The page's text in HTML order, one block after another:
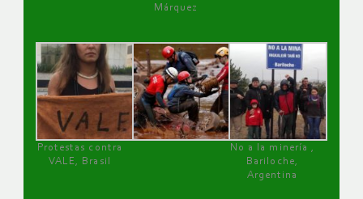
Márquez
Protestas contra
VALE, Brasil
No a la minería ,
Bariloche,
Argentina